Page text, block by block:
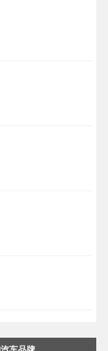
车品牌